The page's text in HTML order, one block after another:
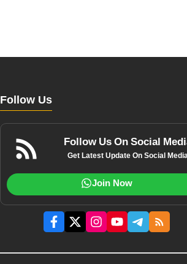
Follow Us
Follow Us On Social
Get Latest Update On Social
Join Now